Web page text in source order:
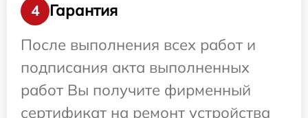
4
Гарантия
После выполнения всех работ и
подписания акта выполненных
работ Вы получите фирменный
сертификат на ремонт устройства